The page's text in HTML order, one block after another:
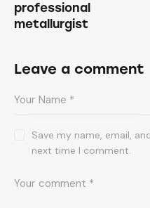
professional
metallurgist
Leave a comment
Save my name, email,
next time I comment.